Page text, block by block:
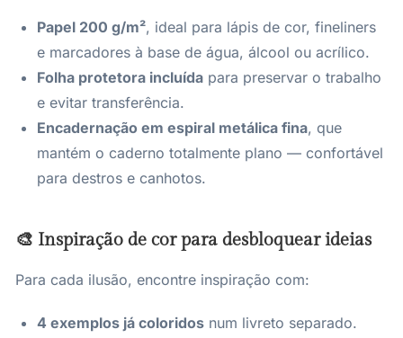
Papel 200 g/m², ideal para lápis de cor, fineliners
e marcadores à base de água, álcool ou acrílico.
Folha protetora incluída para preservar o trabalho
e evitar transferência.
Encadernação em espiral metálica fina, que
mantém o caderno totalmente plano — confortável
para destros e canhotos.
🎨 Inspiração de cor para desbloquear ideias
Para cada ilusão, encontre inspiração com:
4 exemplos já coloridos num livreto separado.